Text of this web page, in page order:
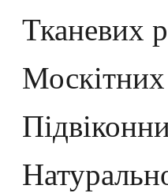
Тканевих
Москітних